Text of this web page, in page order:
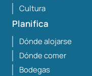
Cultura
Planifica
Dónde alojarse
Dónde comer
Bodegas